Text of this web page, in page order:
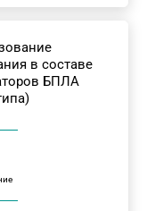
в составе
БПЛА